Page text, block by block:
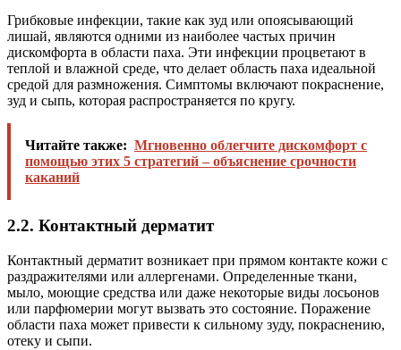
Грибковые инфекции, такие как зуд или опоясывающий
лишай, являются одними из наиболее частых причин
дискомфорта в области паха. Эти инфекции процветают в
теплой и влажной среде, что делает область паха идеальной
средой для размножения. Симптомы включают покраснение,
зуд и сыпь, которая распространяется по кругу.
Читайте также: Мгновенно облегчите дискомфорт с
помощью этих 5 стратегий – объяснение срочности
каканий
2.2. Контактный дерматит
Контактный дерматит возникает при прямом контакте кожи с
раздражителями или аллергенами. Определенные ткани,
мыло, моющие средства или даже некоторые виды лосьонов
или парфюмерии могут вызвать это состояние. Поражение
области паха может привести к сильному зуду, покраснению,
отеку и сыпи.